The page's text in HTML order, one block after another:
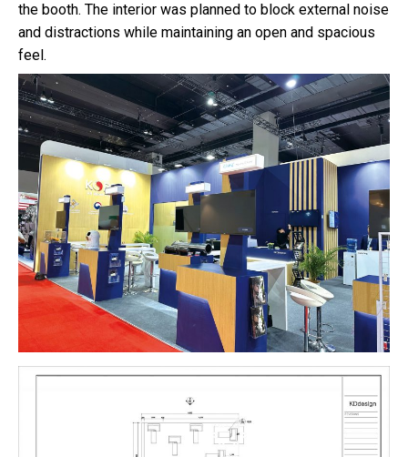
the booth. The interior was planned to block external noise
and distractions while maintaining an open and spacious
feel.